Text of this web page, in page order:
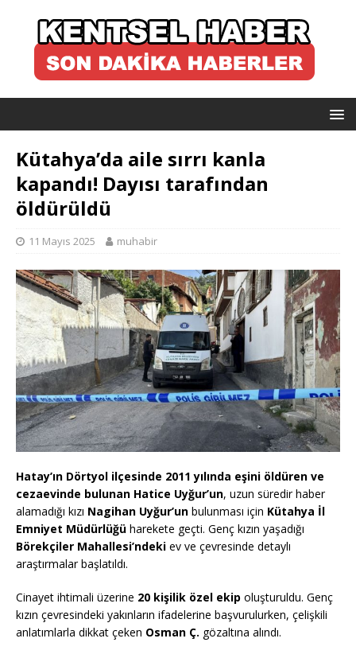
Kütahya’da aile sırrı kanla
kapandı! Dayısı tarafından
öldürüldü
11 Mayıs 2025 muhabir
Hatay’ın Dörtyol ilçesinde 2011 yılında eşini öldüren ve
cezaevinde bulunan Hatice Uyğur’un, uzun süredir haber
alamadığı kızı Nagihan Uyğur’un bulunması için Kütahya İl
Emniyet Müdürlüğü harekete geçti. Genç kızın yaşadığı
Börekçiler Mahallesi’ndeki ev ve çevresinde detaylı
araştırmalar başlatıldı.
Cinayet ihtimali üzerine 20 kişilik özel ekip oluşturuldu. Genç
kızın çevresindeki yakınların ifadelerine başvurulurken, çelişkili
anlatımlarla dikkat çeken Osman Ç. gözaltına alındı.